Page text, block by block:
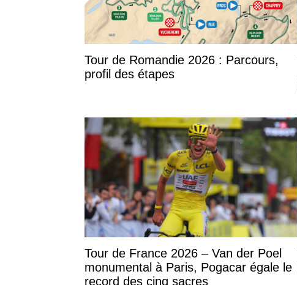
Tour de Romandie 2026 : Parcours,
profil des étapes
Tour de France 2026 – Van der Poel
monumental à Paris, Pogacar égale le
record des cinq sacres